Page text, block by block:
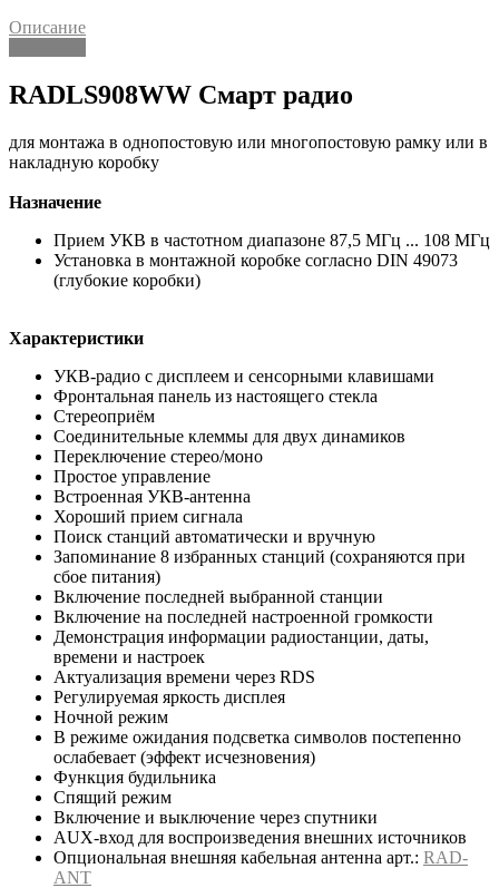
Описание
RADLS908WW Смарт радио
для монтажа в однопостовую или многопостовую рамку или в
накладную коробку
Назначение
Прием УКВ в частотном диапазоне 87,5 МГц ... 108 МГц
Установка в монтажной коробке согласно DIN 49073
(глубокие коробки)
Характеристики
УКВ-радио с дисплеем и сенсорными клавишами
Фронтальная панель из настоящего стекла
Стереоприём
Соединительные клеммы для двух динамиков
Переключение стерео/моно
Простое управление
Встроенная УКВ-антенна
Хороший прием сигнала
Поиск станций автоматически и вручную
Запоминание 8 избранных станций (сохраняются при
сбое питания)
Включение последней выбранной станции
Включение на последней настроенной громкости
Демонстрация информации радиостанции, даты,
времени и настроек
Актуализация времени через RDS
Регулируемая яркость дисплея
Ночной режим
В режиме ожидания подсветка символов постепенно
ослабевает (эффект исчезновения)
Функция будильника
Спящий режим
Включение и выключение через спутники
AUX-вход для воспроизведения внешних источников
Опциональная внешняя кабельная антенна арт.: RAD-
ANT